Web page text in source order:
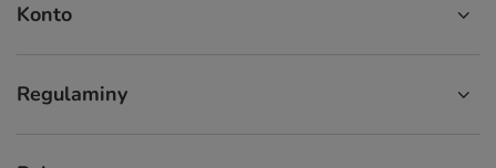
Konto
Regulaminy